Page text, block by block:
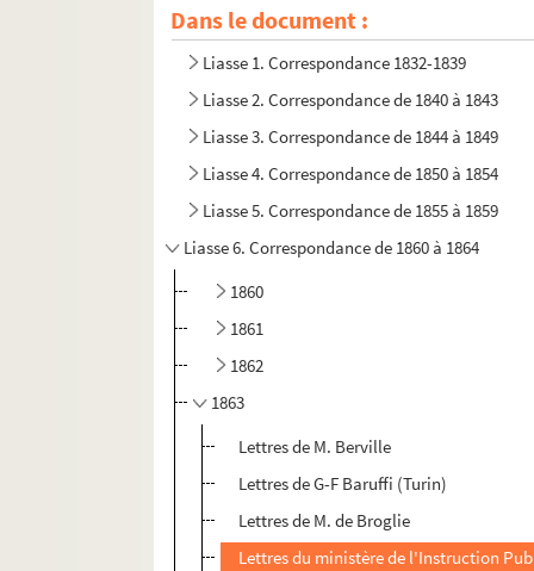
Dans le document :
Liasse 1. Correspondance 1832-1839
Liasse 2. Correspondance de 1840 à 1843
Liasse 3. Correspondance de 1844 à 1849
Liasse 4. Correspondance de 1850 à 1854
Liasse 5. Correspondance de 1855 à 1859
Liasse 6. Correspondance de 1860 à 1864
1860
1861
1862
1863
Lettres de M. Berville
Lettres de G-F Baruffi (Turin)
Lettres de M. de Broglie
Lettres du ministère de l'Instruction